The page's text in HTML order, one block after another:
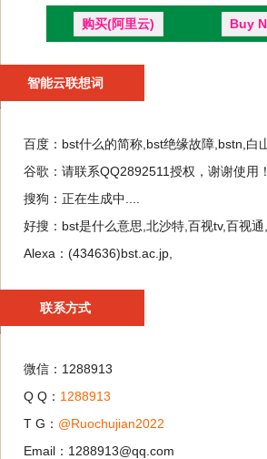
购买(阿里云) Buy
智能云联想词
百度： bst什么的简称,bst绝缘故障,bstn,白
谷歌： 请联系QQ2892511授权，谢谢使用！
搜狗： 正在生成中....
好搜： bst是什么意思,北沙特,百视tv,百视
Alexa： (434636)bst.ac.jp,
联系方式
微信：1288913
Q Q： 1288913
T G： @Ruochujian2022
Email：1288913@qq.com